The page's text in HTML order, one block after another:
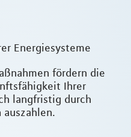
Energiesysteme
fördern die
Ihrer
langfristig durch